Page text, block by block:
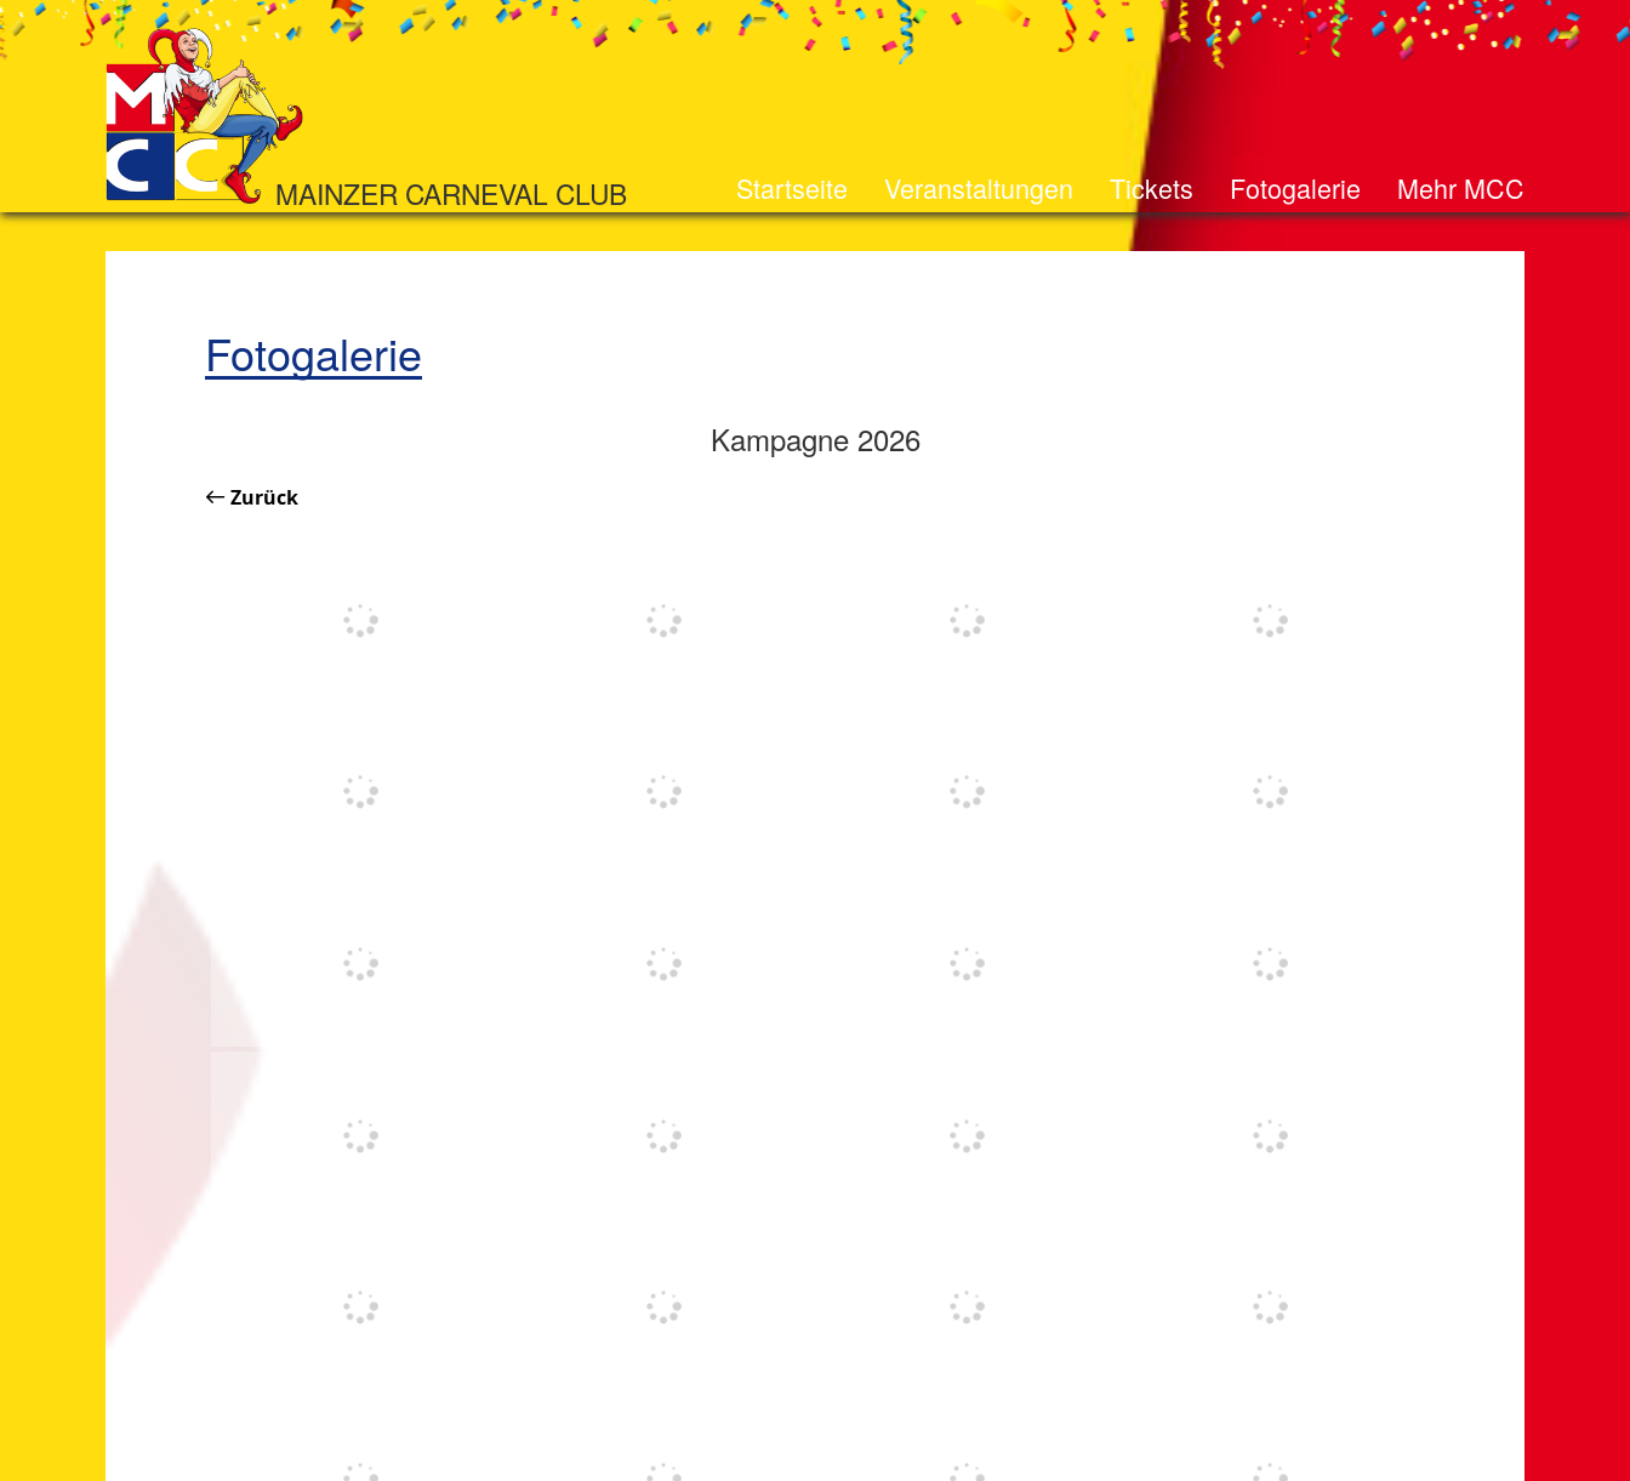
MAINZER CARNEVAL CLUB Startseite Veranstaltungen Tickets Fotogalerie Mehr MCC
Fotogalerie
Kampagne 2026
Zurück